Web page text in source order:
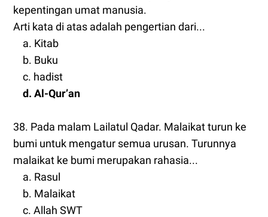
kepentingan umat manusia.
Arti kata di atas adalah pengertian dari...
a. Kitab
b. Buku
c. hadist
d. Al-Qur’an
38. Pada malam Lailatul Qadar. Malaikat turun ke
bumi untuk mengatur semua urusan. Turunnya
malaikat ke bumi merupakan rahasia...
a. Rasul
b. Malaikat
c. Allah SWT